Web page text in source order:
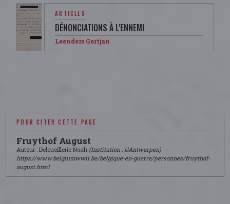
ARTICLES
DÉNONCIATIONS À L'ENNEMI
Leenders Gertjan
POUR CITER CETTE PAGE
Fruythof August
Auteur : Delcueillerie Noah (Institution : UAntwerpen)
https://www.belgiumwwii.be/belgique-en-guerre/personnes/fruythof-
august.html